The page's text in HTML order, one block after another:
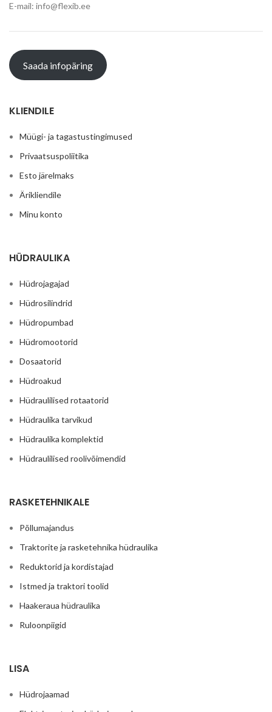
E-mail: info@flexib.ee
Saada infopäring
KLIENDILE
Müügi- ja tagastustingimused
Privaatsuspoliitika
Esto järelmaks
Ärikliendile
Minu konto
HÜDRAULIKA
Hüdrojagajad
Hüdrosilindrid
Hüdropumbad
Hüdromootorid
Dosaatorid
Hüdroakud
Hüdraulilised rotaatorid
Hüdraulika tarvikud
Hüdraulika komplektid
Hüdraulilised roolivõimendid
RASKETEHNIKALE
Põllumajandus
Traktorite ja rasketehnika hüdraulika
Reduktorid ja kordistajad
Istmed ja traktori toolid
Haakeraua hüdraulika
Ruloonpiigid
LISA
Hüdrojaamad